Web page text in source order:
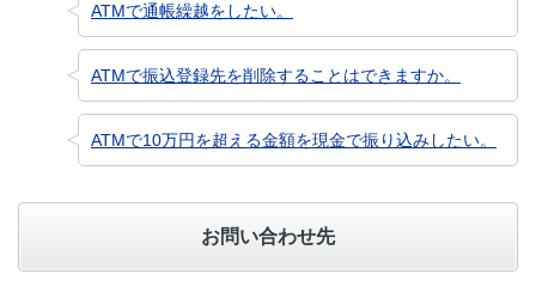
ATMで通帳繰越をしたい。
ATMで振込登録先を削除することはできますか。
ATMで10万円を超える金額を現金で振り込みしたい。
お問い合わせ先